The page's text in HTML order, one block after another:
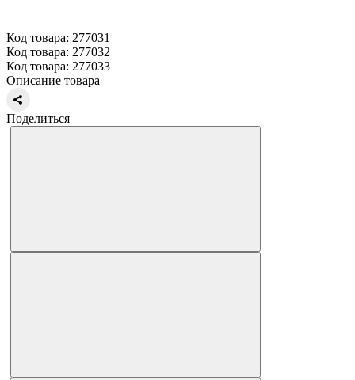
Код товара: 277031
Код товара: 277032
Код товара: 277033
Описание товара
Поделиться